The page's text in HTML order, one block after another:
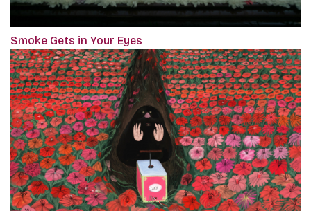
Smoke Gets in Your Eyes